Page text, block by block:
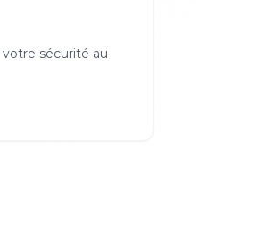
votre sécurité au